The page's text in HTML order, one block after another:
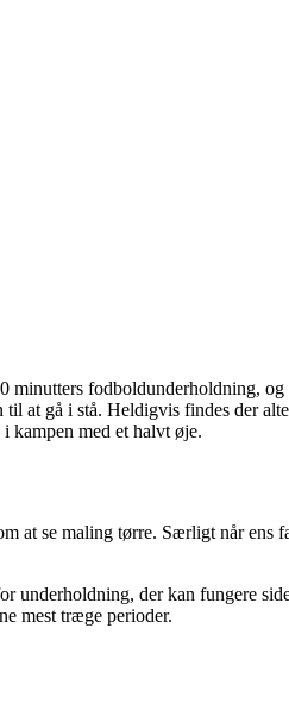
fodboldunderholdning, og
at gå i stå. Heldigvis findes der
kampen med et halvt øje.
at se maling tørre. Særligt når
der kan fungere
mest træge perioder.